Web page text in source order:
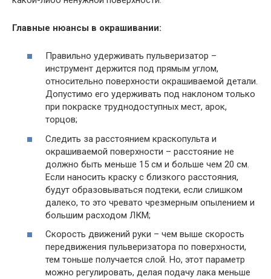
Главные нюансы в окрашивании:
Правильно удерживать пульверизатор –
инструмент держится под прямым углом,
относительно поверхности окрашиваемой детали.
Допустимо его удерживать под наклоном только
при покраске труднодоступных мест, арок,
торцов;
Следить за расстоянием краскопульта и
окрашиваемой поверхности – расстояние не
должно быть меньше 15 см и больше чем 20 см.
Если наносить краску с близкого расстояния,
будут образовываться подтеки, если слишком
далеко, то это чревато чрезмерным опылением и
большим расходом ЛКМ;
Скорость движений руки – чем выше скорость
передвижения пульверизатора по поверхности,
тем тоньше получается слой. Но, этот параметр
можно регулировать, делая подачу лака меньше